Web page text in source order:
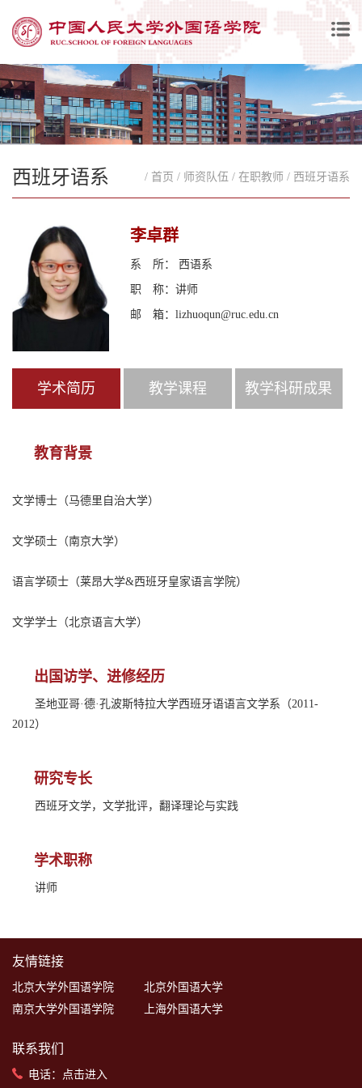
西班牙语系 / 首页 / 师资队伍 / 在职教师 / 西班牙语系
李卓群
系 所： 西语系
职 称：讲师
邮 箱：lizhuoqun@ruc.edu.cn
学术简历 教学课程 教学科研成果
教育背景
文学博士（马德里自治大学）
文学硕士（南京大学）
语言学硕士（莱昂大学&西班牙皇家语言学院）
文学学士（北京语言大学）
出国访学、进修经历
圣地亚哥·德·孔波斯特拉大学西班牙语语言文学系（2011-
2012）
研究专长
西班牙文学，文学批评，翻译理论与实践
学术职称
讲师
友情链接
北京大学外国语学院
北京外国语大学
南京大学外国语学院
上海外国语大学
联系我们
电话： 点击进入